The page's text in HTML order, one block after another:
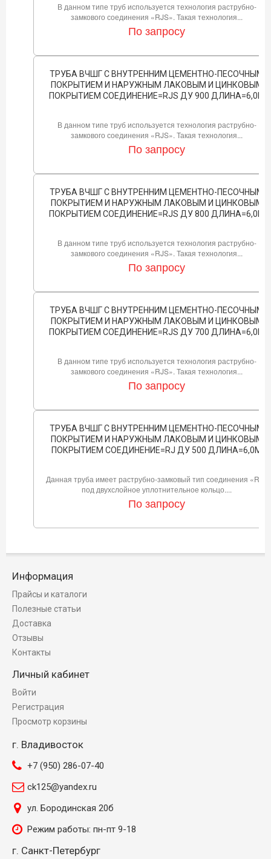
В данном типе труб используется технология раструбно-
замкового соединения «RJS». Такая технология...
По запросу
ТРУБА ВЧШГ С ВНУТРЕННИМ ЦЕМЕНТНО-ПЕСОЧНЫМ
ПОКРЫТИЕМ И НАРУЖНЫМ ЛАКОВЫМ И ЦИНКОВЫМ
ПОКРЫТИЕМ СОЕДИНЕНИЕ=RJS ДУ 900 ДЛИНА=6,0М
В данном типе труб используется технология раструбно-
замкового соединения «RJS». Такая технология...
По запросу
ТРУБА ВЧШГ С ВНУТРЕННИМ ЦЕМЕНТНО-ПЕСОЧНЫМ
ПОКРЫТИЕМ И НАРУЖНЫМ ЛАКОВЫМ И ЦИНКОВЫМ
ПОКРЫТИЕМ СОЕДИНЕНИЕ=RJS ДУ 800 ДЛИНА=6,0М
В данном типе труб используется технология раструбно-
замкового соединения «RJS». Такая технология...
По запросу
ТРУБА ВЧШГ С ВНУТРЕННИМ ЦЕМЕНТНО-ПЕСОЧНЫМ
ПОКРЫТИЕМ И НАРУЖНЫМ ЛАКОВЫМ И ЦИНКОВЫМ
ПОКРЫТИЕМ СОЕДИНЕНИЕ=RJS ДУ 700 ДЛИНА=6,0М
В данном типе труб используется технология раструбно-
замкового соединения «RJS». Такая технология...
По запросу
ТРУБА ВЧШГ С ВНУТРЕННИМ ЦЕМЕНТНО-ПЕСОЧНЫМ
ПОКРЫТИЕМ И НАРУЖНЫМ ЛАКОВЫМ И ЦИНКОВЫМ
ПОКРЫТИЕМ СОЕДИНЕНИЕ=RJ ДУ 500 ДЛИНА=6,0М
Данная труба имеет раструбно-замковый тип соединения «RJ»
под двухслойное уплотнительное кольцо....
По запросу
Информация
Прайсы и каталоги
Полезные статьи
Доставка
Отзывы
Контакты
Личный кабинет
Войти
Регистрация
Просмотр корзины
г. Владивосток
+7 (950) 286-07-40
ck125@yandex.ru
ул. Бородинская 20б
Режим работы: пн-пт 9-18
г. Санкт-Петербург